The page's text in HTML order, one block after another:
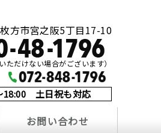
方市宮之阪5丁目17-10
ただけない場合がございます）
18:00 土日祝も対応
お問い合わせ